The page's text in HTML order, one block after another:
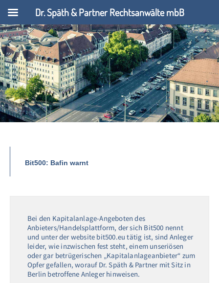
Bit500: Bafin warnt
Bei den Kapitalanlage-Angeboten des
Anbieters/Handelsplattform, der sich Bit500 nennt
und unter der website bit500.eu tätig ist, sind Anleger
leider, wie inzwischen fest steht, einem unseriösen
oder gar betrügerischen „Kapitalanlageanbieter“ zum
Opfer gefallen, worauf Dr. Späth & Partner mit Sitz in
Berlin betroffene Anleger hinweisen.
Dr. Späth & Partner Rechtsanwälte mbB